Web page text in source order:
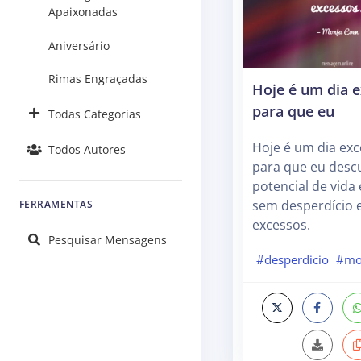
Apaixonadas
Aniversário
Rimas Engraçadas
Todas Categorias
Todos Autores
FERRAMENTAS
Pesquisar Mensagens
Hoje é um dia
para que eu
Hoje é um dia
para que eu
potencial de vida
sem desperdício
excessos.
#desperdicio